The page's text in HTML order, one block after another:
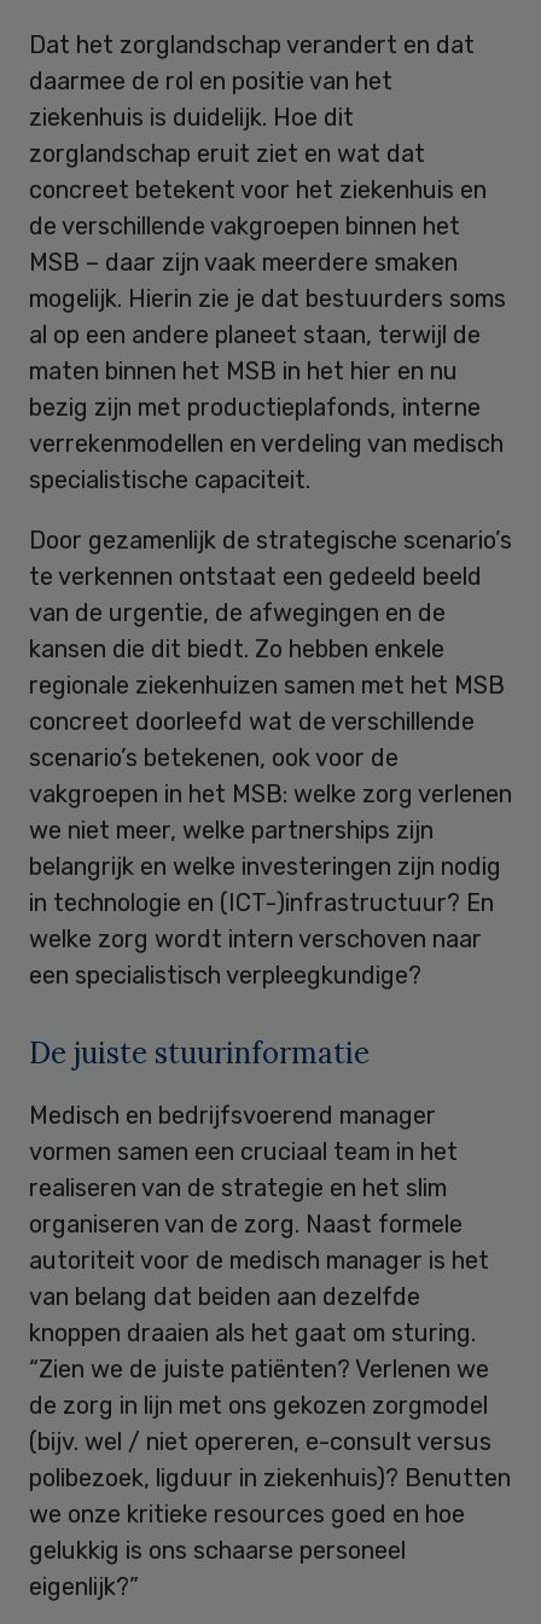
Dat het zorglandschap verandert en dat
daarmee de rol en positie van het
ziekenhuis is duidelijk. Hoe dit
zorglandschap eruit ziet en wat dat
concreet betekent voor het ziekenhuis en
de verschillende vakgroepen binnen het
MSB – daar zijn vaak meerdere smaken
mogelijk. Hierin zie je dat bestuurders soms
al op een andere planeet staan, terwijl de
maten binnen het MSB in het hier en nu
bezig zijn met productieplafonds, interne
verrekenmodellen en verdeling van medisch
specialistische capaciteit.
Door gezamenlijk de strategische scenario’s
te verkennen ontstaat een gedeeld beeld
van de urgentie, de afwegingen en de
kansen die dit biedt. Zo hebben enkele
regionale ziekenhuizen samen met het MSB
concreet doorleefd wat de verschillende
scenario’s betekenen, ook voor de
vakgroepen in het MSB: welke zorg verlenen
we niet meer, welke partnerships zijn
belangrijk en welke investeringen zijn nodig
in technologie en (ICT-)infrastructuur? En
welke zorg wordt intern verschoven naar
een specialistisch verpleegkundige?
De juiste stuurinformatie
Medisch en bedrijfsvoerend manager
vormen samen een cruciaal team in het
realiseren van de strategie en het slim
organiseren van de zorg. Naast formele
autoriteit voor de medisch manager is het
van belang dat beiden aan dezelfde
knoppen draaien als het gaat om sturing.
“Zien we de juiste patiënten? Verlenen we
de zorg in lijn met ons gekozen zorgmodel
(bijv. wel / niet opereren, e-consult versus
polibezoek, ligduur in ziekenhuis)? Benutten
we onze kritieke resources goed en hoe
gelukkig is ons schaarse personeel
eigenlijk?”